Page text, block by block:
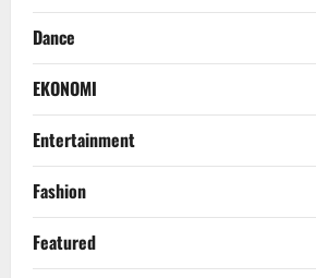
Dance
EKONOMI
Entertainment
Fashion
Featured